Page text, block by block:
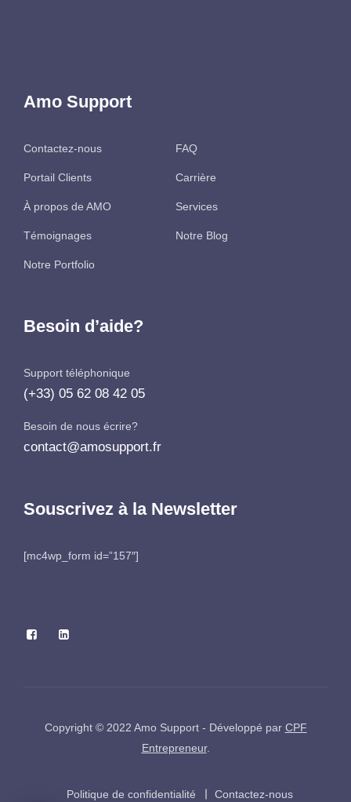
Amo Support
Contactez-nous FAQ
Portail Clients Carrière
À propos de AMO Services
Témoignages Notre Blog
Notre Portfolio
Besoin d’aide?
Support téléphonique
(+33) 05 62 08 42 05
Besoin de nous écrire?
contact@amosupport.fr
Souscrivez à la Newsletter
[mc4wp_form id=”157″]
Copyright © 2022 Amo Support - Développé par CPF
Entrepreneur.
Politique de confidentialité Contactez-nous